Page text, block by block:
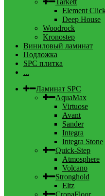
Element
Deep House
Woodrock
Kronostep
Виниловый ламинат
Подложка
SPC плитка
...
Ламинат SPC
AquaMax
Virtuose
Avant
Sander
Integra
Integra Stone
Quick-Step
Atmosphere
Volcano
Stronghold
Eltz
CronaFloor